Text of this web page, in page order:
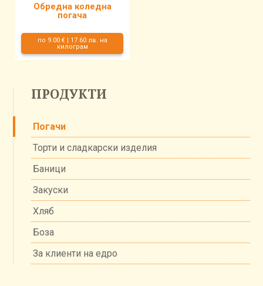
Обредна коледна
погача
по 9.00 € | 17.60 лв. на
килограм
ПРОДУКТИ
Погачи
Торти и сладкарски изделия
Баници
Закуски
Хляб
Боза
За клиенти на едро